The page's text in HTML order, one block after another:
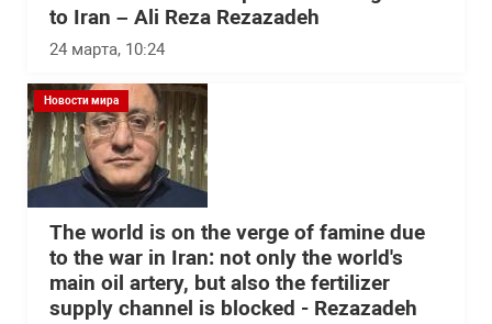
to Iran – Ali Reza Rezazadeh
24 марта, 10:24
Новости мира
The world is on the verge of famine due
to the war in Iran: not only the world's
main oil artery, but also the fertilizer
supply channel is blocked - Rezazadeh